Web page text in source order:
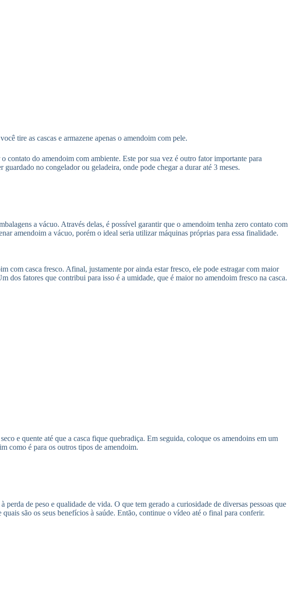
tire as cascas e armazene apenas o amendoim com pele.
do amendoim com ambiente. Este por sua vez é outro fator importante para
no congelador ou geladeira, onde pode chegar a durar até 3 meses.
a vácuo. Através delas, é possível garantir que o amendoim tenha zero contato com
amendoim a vácuo, porém o ideal seria utilizar máquinas próprias para essa finalidade.
com casca fresco. Afinal, justamente por ainda estar fresco, ele pode estragar com maior
dos fatores que contribui para isso é a umidade, que é maior no amendoim fresco na casca.
e quente até que a casca fique quebradiça. Em seguida, coloque os amendoins em um
como é para os outros tipos de amendoim.
de peso e qualidade de vida. O que tem gerado a curiosidade de diversas pessoas que
são os seus benefícios à saúde. Então, continue o vídeo até o final para conferir.